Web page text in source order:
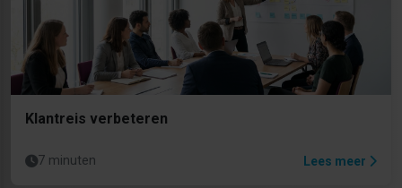
Klantreis verbeteren
7 minuten Lees meer